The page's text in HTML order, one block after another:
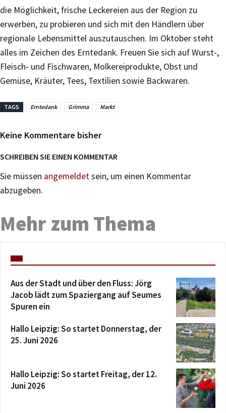
die Möglichkeit, frische Leckereien aus der Region zu
erwerben, zu probieren und sich mit den Händlern über
regionale Lebensmittel auszutauschen. Im Oktober steht
alles im Zeichen des Erntedank. Freuen Sie sich auf Wurst-,
Fleisch- und Fischwaren, Molkereiprodukte, Obst und
Gemüse, Kräuter, Tees, Textilien sowie Backwaren.
TAGS Erntedank Grimma Markt
Keine Kommentare bisher
SCHREIBEN SIE EINEN KOMMENTAR
Sie müssen angemeldetsein, um einen Kommentar
abzugeben.
Mehr zum Thema
Aus der Stadt und über den Fluss: Jörg
Jacob lädt zum Spaziergang auf Seumes
Spuren ein
Hallo Leipzig: So startet Donnerstag, der
25. Juni 2026
Hallo Leipzig: So startet Freitag, der 12.
Juni 2026